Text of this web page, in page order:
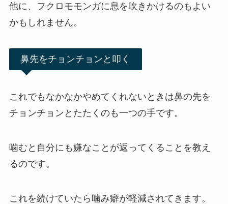
他に、フクロモモンガに息を吹きかけるのもよい
かもしれません。
鼻先をチョンチョンと叩く
これでもなかなかやめてくれないときは鼻の先を
チョンチョンとたたくのも一つの手です。
噛むと自分にも嫌なことが返ってくることを教え
るのです。
これを続けていたら噛み癖が軽減されてきます。